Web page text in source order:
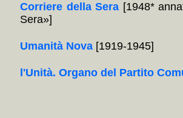
Corriere della Sera [1948*
Sera»]
Umanità Nova [1919-1945]
l'Unità. Organo del Partito